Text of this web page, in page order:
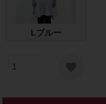
Lブルー